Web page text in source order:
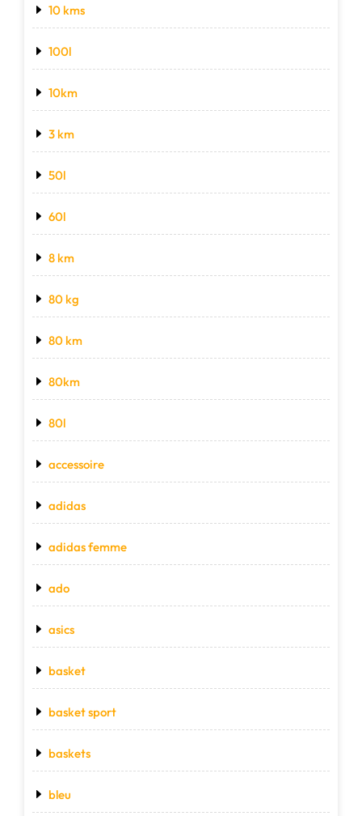
10 kms
100l
10km
3 km
50l
60l
8 km
80 kg
80 km
80km
80l
accessoire
adidas
adidas femme
ado
asics
basket
basket sport
baskets
bleu